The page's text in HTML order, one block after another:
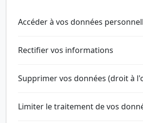
Accéder à vos données
Rectifier vos informations
Supprimer vos données (droit à
Limiter le traitement de vos